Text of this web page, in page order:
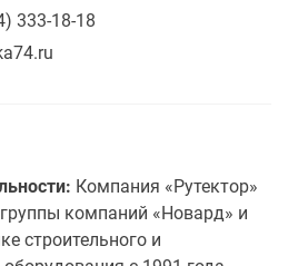
333-18-18
Компания «Рутектор»
компаний «Новард» и
строительного и